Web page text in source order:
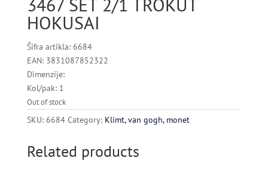
HOKUSAI
Šifra artikla: 6684
EAN: 3831087852322
Dimenzije:
Kol/pak: 1
Out of stock
SKU: 6684 Category: Klimt, van gogh, monet
Related products